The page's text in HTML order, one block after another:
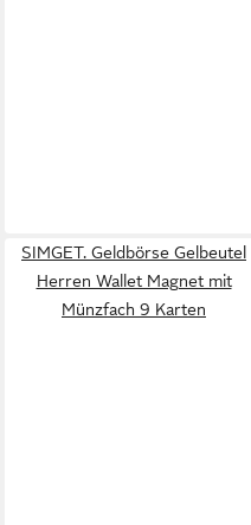
SIMGET. Geldbörse Gelbeutel
Herren Wallet Magnet mit
Münzfach 9 Karten